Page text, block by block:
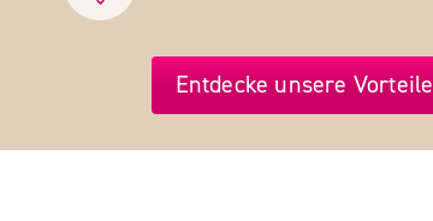
Entdecke unsere Vorteile